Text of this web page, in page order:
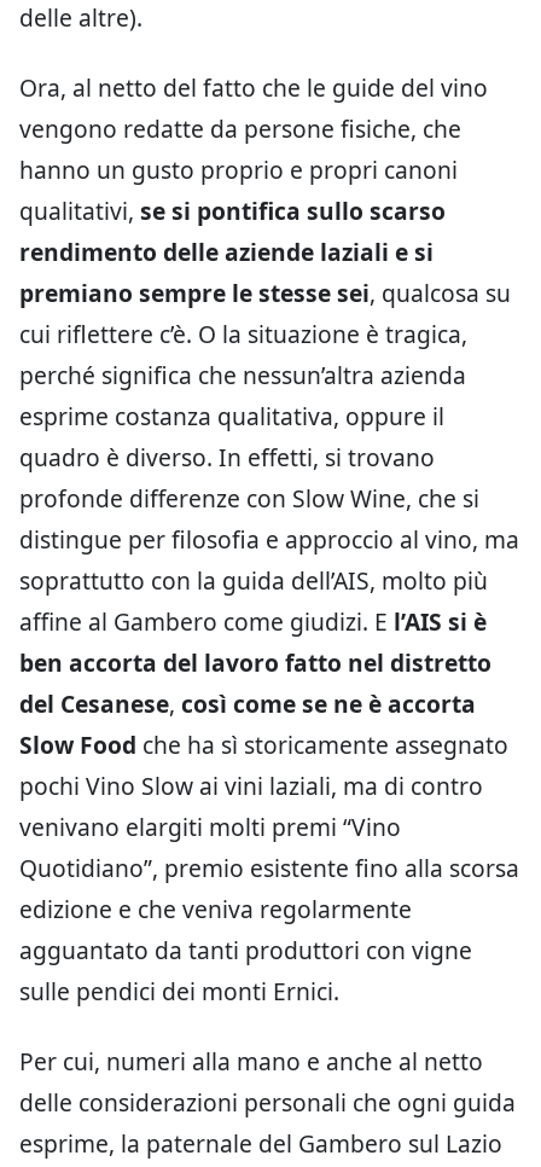
delle altre).
Ora, al netto del fatto che le guide del vino
vengono redatte da persone fisiche, che
hanno un gusto proprio e propri canoni
qualitativi, se si pontifica sullo scarso
rendimento delle aziende laziali e si
premiano sempre le stesse sei, qualcosa su
cui riflettere c’è. O la situazione è tragica,
perché significa che nessun’altra azienda
esprime costanza qualitativa, oppure il
quadro è diverso. In effetti, si trovano
profonde differenze con Slow Wine, che si
distingue per filosofia e approccio al vino, ma
soprattutto con la guida dell’AIS, molto più
affine al Gambero come giudizi. E l’AIS si è
ben accorta del lavoro fatto nel distretto
del Cesanese, così come se ne è accorta
Slow Food che ha sì storicamente assegnato
pochi Vino Slow ai vini laziali, ma di contro
venivano elargiti molti premi “Vino
Quotidiano”, premio esistente fino alla scorsa
edizione e che veniva regolarmente
agguantato da tanti produttori con vigne
sulle pendici dei monti Ernici.
Per cui, numeri alla mano e anche al netto
delle considerazioni personali che ogni guida
esprime, la paternale del Gambero sul Lazio